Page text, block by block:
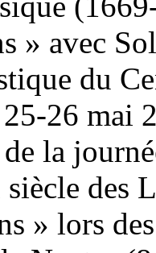
» avec
du
26 mai
la
siècle des
» lors